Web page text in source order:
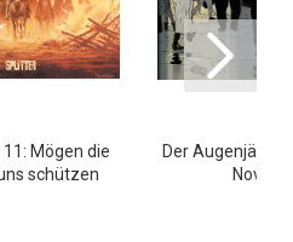
Mögen die
schützen
Der Augenjäger
Novel)